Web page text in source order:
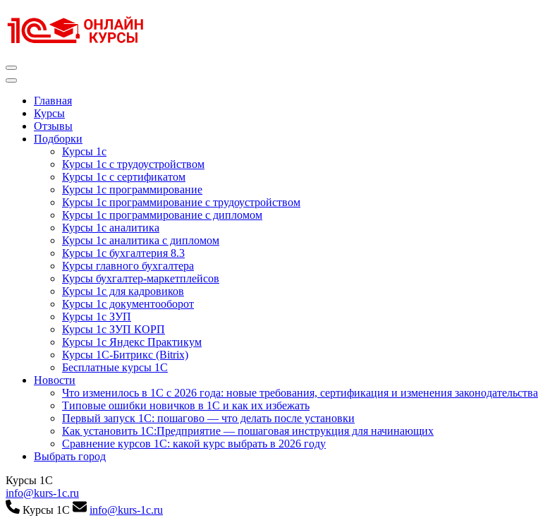
к
содержимому
Главная
Курсы
Отзывы
Подборки
Курсы 1с
Курсы 1с с трудоустройством
Курсы 1с с сертификатом
Курсы 1с программирование
Курсы 1с программирование с трудоустройством
Курсы 1с программирование с дипломом
Курсы 1с аналитика
Курсы 1с аналитика с дипломом
Курсы 1с бухгалтерия 8.3
Курсы главного бухгалтера
Курсы бухгалтер-маркетплейсов
Курсы 1с для кадровиков
Курсы 1с документооборот
Курсы 1с ЗУП
Курсы 1с ЗУП КОРП
Курсы 1с Яндекс Практикум
Курсы 1С-Битрикс (Bitrix)
Бесплатные курсы 1С
Новости
Что изменилось в 1С с 2026 года: новые требования, сертификация и изменения законодательства
Типовые ошибки новичков в 1С и как их избежать
Первый запуск 1С: пошагово — что делать после установки
Как установить 1С:Предприятие — пошаговая инструкция для начинающих
Сравнение курсов 1С: какой курс выбрать в 2026 году
Выбрать город
Курсы 1С
info@kurs-1c.ru
Курсы 1С
info@kurs-1c.ru